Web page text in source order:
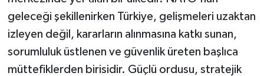
geleceği şekillenirken Türkiye, gelişmeleri uzaktan
izleyen değil, kararların alınmasına katkı sunan,
sorumluluk üstlenen ve güvenlik üreten başlıca
müttefiklerden birisidir. Güçlü ordusu, stratejik